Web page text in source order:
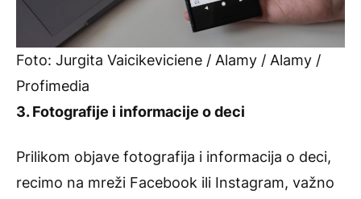
Foto: Jurgita Vaicikeviciene / Alamy / Alamy /
Profimedia
3. Fotografije i informacije o deci
Prilikom objave fotografija i informacija o deci,
recimo na mreži Facebook ili Instagram, važno